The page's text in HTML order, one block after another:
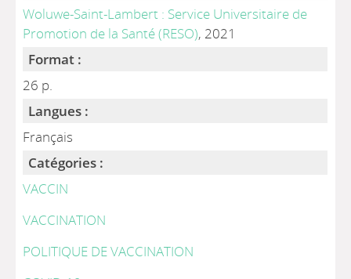
Woluwe-Saint-Lambert : Service Universitaire de
Promotion de la Santé (RESO), 2021
Format :
26 p.
Langues :
Français
Catégories :
VACCIN
VACCINATION
POLITIQUE DE VACCINATION